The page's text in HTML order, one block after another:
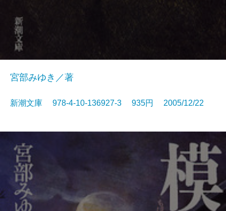
宮部みゆき／著
新潮文庫 978-4-10-136927-3 935円 2005/12/22